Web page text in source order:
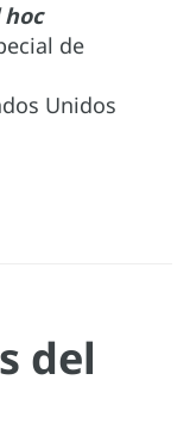
hoc
de
Unidos
del